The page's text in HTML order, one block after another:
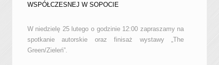
WSPÓŁCZESNEJ W SOPOCIE
W niedzielę 25 lutego o godzinie 12:00 zapraszamy na
spotkanie autorskie oraz finisaż wystawy „The
Green/Zieleń”.